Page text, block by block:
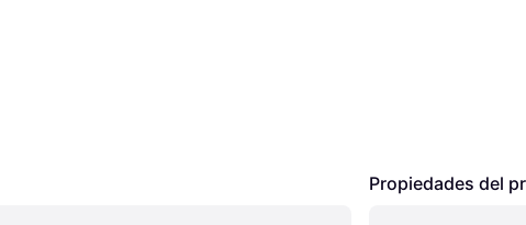
Propiedades del